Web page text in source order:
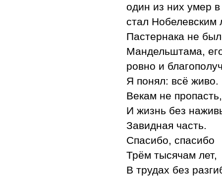
один из них умер
стал
Пастернака не
Мандельштама,
ровно и
Я понял: всё живо.
Векам не пропасть,
И жизнь без
Завидная часть.
Спасибо, спасибо
Трём тысячам лет,
В трудах без